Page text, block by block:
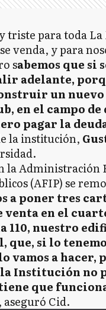
triste para toda La
venda, y para
sabemos que si
adelante,
un
en el campo de
pagar la
la institución,
la Administración
(AFIP) se
a poner tres
venta en el
110, nuestro
si lo
vamos a hacer,
Institución no
que
, aseguró Cid.